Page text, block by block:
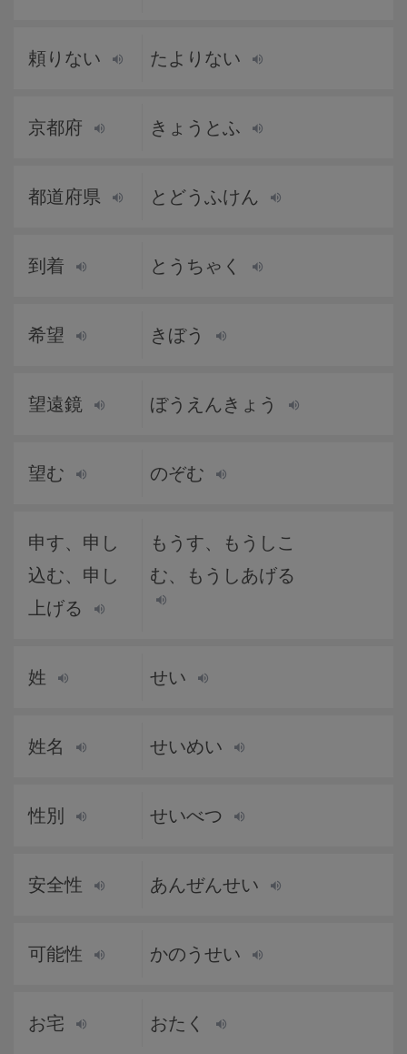
頼りない たよりない
京都府 きょうとふ
都道府県 とどうふけん
到着 とうちゃく
希望 きぼう
望遠鏡 ぼうえんきょう
望む のぞむ
申す、申し
込む、申し
上げる
もうす、もうしこ
む、もうしあげる
姓 せい
姓名 せいめい
性別 せいべつ
安全性 あんぜんせい
可能性 かのうせい
お宅 おたく